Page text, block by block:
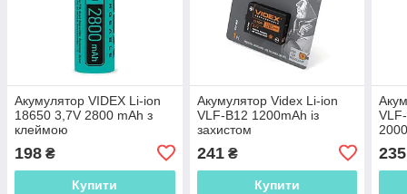
Акумулятор VIDEX Li-ion
18650 3,7V 2800 mAh з
клеймою
198 ₴
Купити
Акумулятор Videx Li-ion
VLF-B12 1200mAh із
захистом
241₴
Купити
235